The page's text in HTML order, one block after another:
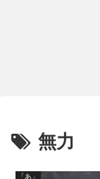
無力
「あ」